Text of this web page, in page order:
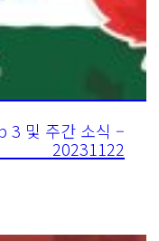
3 및 주간 소식 –
20231122